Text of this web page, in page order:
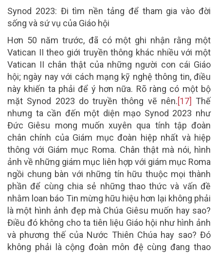
Synod 2023: Đi tìm nền tảng để tham gia vào đời
sống và sứ vụ của Giáo hội
Hơn 50 năm trước, đã có một ghi nhận rằng một
Vatican II theo giới truyền thông khác nhiều với một
Vatican II chân thật của những người con cái Giáo
hội; ngày nay với cách mạng kỹ nghệ thông tin, điều
này khiến ta phải để ý hơn nữa. Rõ ràng có một bộ
mặt Synod 2023 do truyền thông vẽ nên.[17] Thế
nhưng ta cần đến một diện mạo Synod 2023 như
Đức Giêsu mong muốn xuyên qua tính tập đoàn
chân chính của Giám mục đoàn hiệp nhất và hiệp
thông với Giám mục Roma. Chân thật mà nói, hình
ảnh về những giám mục liên hợp với giám mục Roma
ngồi chung bàn với những tín hữu thuộc mọi thành
phần để cùng chia sẻ những thao thức và vấn đề
nhằm loan báo Tin mừng hữu hiệu hơn lại không phải
là một hình ảnh đẹp mà Chúa Giêsu muốn hay sao?
Điều đó không cho ta tiên liệu Giáo hội như hình ảnh
và phương thế của Nước Thiên Chúa hay sao? Đó
không phải là cộng đoàn môn đệ cùng đang thao